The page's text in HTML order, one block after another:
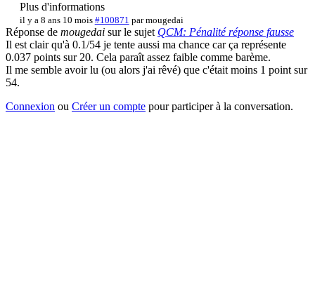
Plus d'informations
il y a 8 ans 10 mois #100871 parmougedai
Réponse de mougedai sur le sujet QCM: Pénalité réponse fausse
Il est clair qu'à 0.1/54 je tente aussi ma chance car ça représente
0.037 points sur 20. Cela paraît assez faible comme barème.
Il me semble avoir lu (ou alors j'ai rêvé) que c'était moins 1 point sur
54.
Connexion ou Créer un compte pour participer à la conversation.